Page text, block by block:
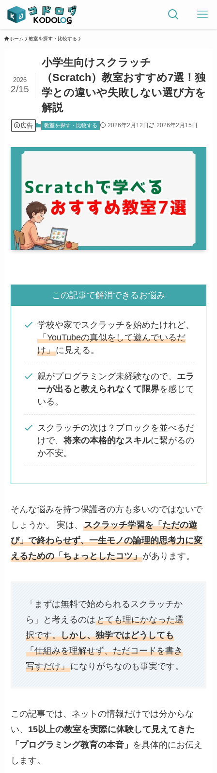
ホーム 教室を探す・比較する
小学生向けスクラッチ
（Scratch）教室おすすめ7選！独
学との違いや失敗しない選び方を
解説
2026
2/15
広告 教室を探す・比較する 2026年2月12日 2026年2月15日
この記事で解消できるお悩み
学校や家でスクラッチを始めたけれど、
「YouTubeの真似をして遊んでいるだ
け」に見える。
親がプログラミング未経験なので、 エラ
ーが出ると教えられなくて限界を感じて
いる。
スクラッチの次は？ブロックを並べるだ
けで、将来の本格的なスキルに繋がるの
か不安。
そんな悩みを持つ保護者の方も多いのではないで
しょうか。 実は、スクラッチ学習を「ただの遊
び」で終わらせず、一生モノの論理的思考力に変
えるための「ちょっとしたコツ」があります。
「まずは無料で始められるスクラッチか
ら」と考えるのはとても理にかなった選
択です。しかし、独学ではどうしても
「仕組みを理解せず、ただコードを書き
写すだけ」になりがちなのも事実です。
この記事では、ネットの情報だけでは分からな
い、 15以上の教室を実際に体験して見えてきた
「プログラミング教育の本音」 を具体的にお伝え
します。